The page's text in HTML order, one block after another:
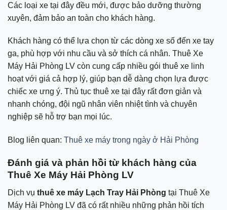
Các loại xe tại đây đều mới, được bảo dưỡng thường
xuyên, đảm bảo an toàn cho khách hàng.
Khách hàng có thể lựa chọn từ các dòng xe số đến xe tay
ga, phù hợp với nhu cầu và sở thích cá nhân. Thuê Xe
Máy Hải Phòng LV còn cung cấp nhiều gói thuê xe linh
hoạt với giá cả hợp lý, giúp bạn dễ dàng chọn lựa được
chiếc xe ưng ý. Thủ tục thuê xe tại đây rất đơn giản và
nhanh chóng, đội ngũ nhân viên nhiệt tình và chuyên
nghiệp sẽ hỗ trợ bạn mọi lúc.
Blog liên quan: Thuê xe máy trong ngày ở Hải Phòng
Đánh giá và phản hồi từ khách hàng của
Thuê Xe Máy Hải Phòng LV
Dịch vụ thuê xe máy Lạch Tray Hải Phòng tại Thuê Xe
Máy Hải Phòng LV đã có rất nhiều những phản hồi tích